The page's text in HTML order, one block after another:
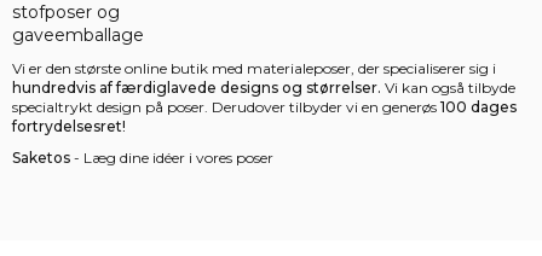
Vi er den største online butik med materialeposer, der specialiserer sig i
hundredvis af færdiglavede designs og størrelser. Vi kan også tilbyde
specialtrykt design på poser. Derudover tilbyder vi en generøs 100 dages
fortrydelsesret!
Saketos - Læg dine idéer i vores poser